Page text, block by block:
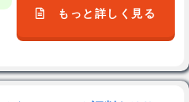
もっと詳しく見る